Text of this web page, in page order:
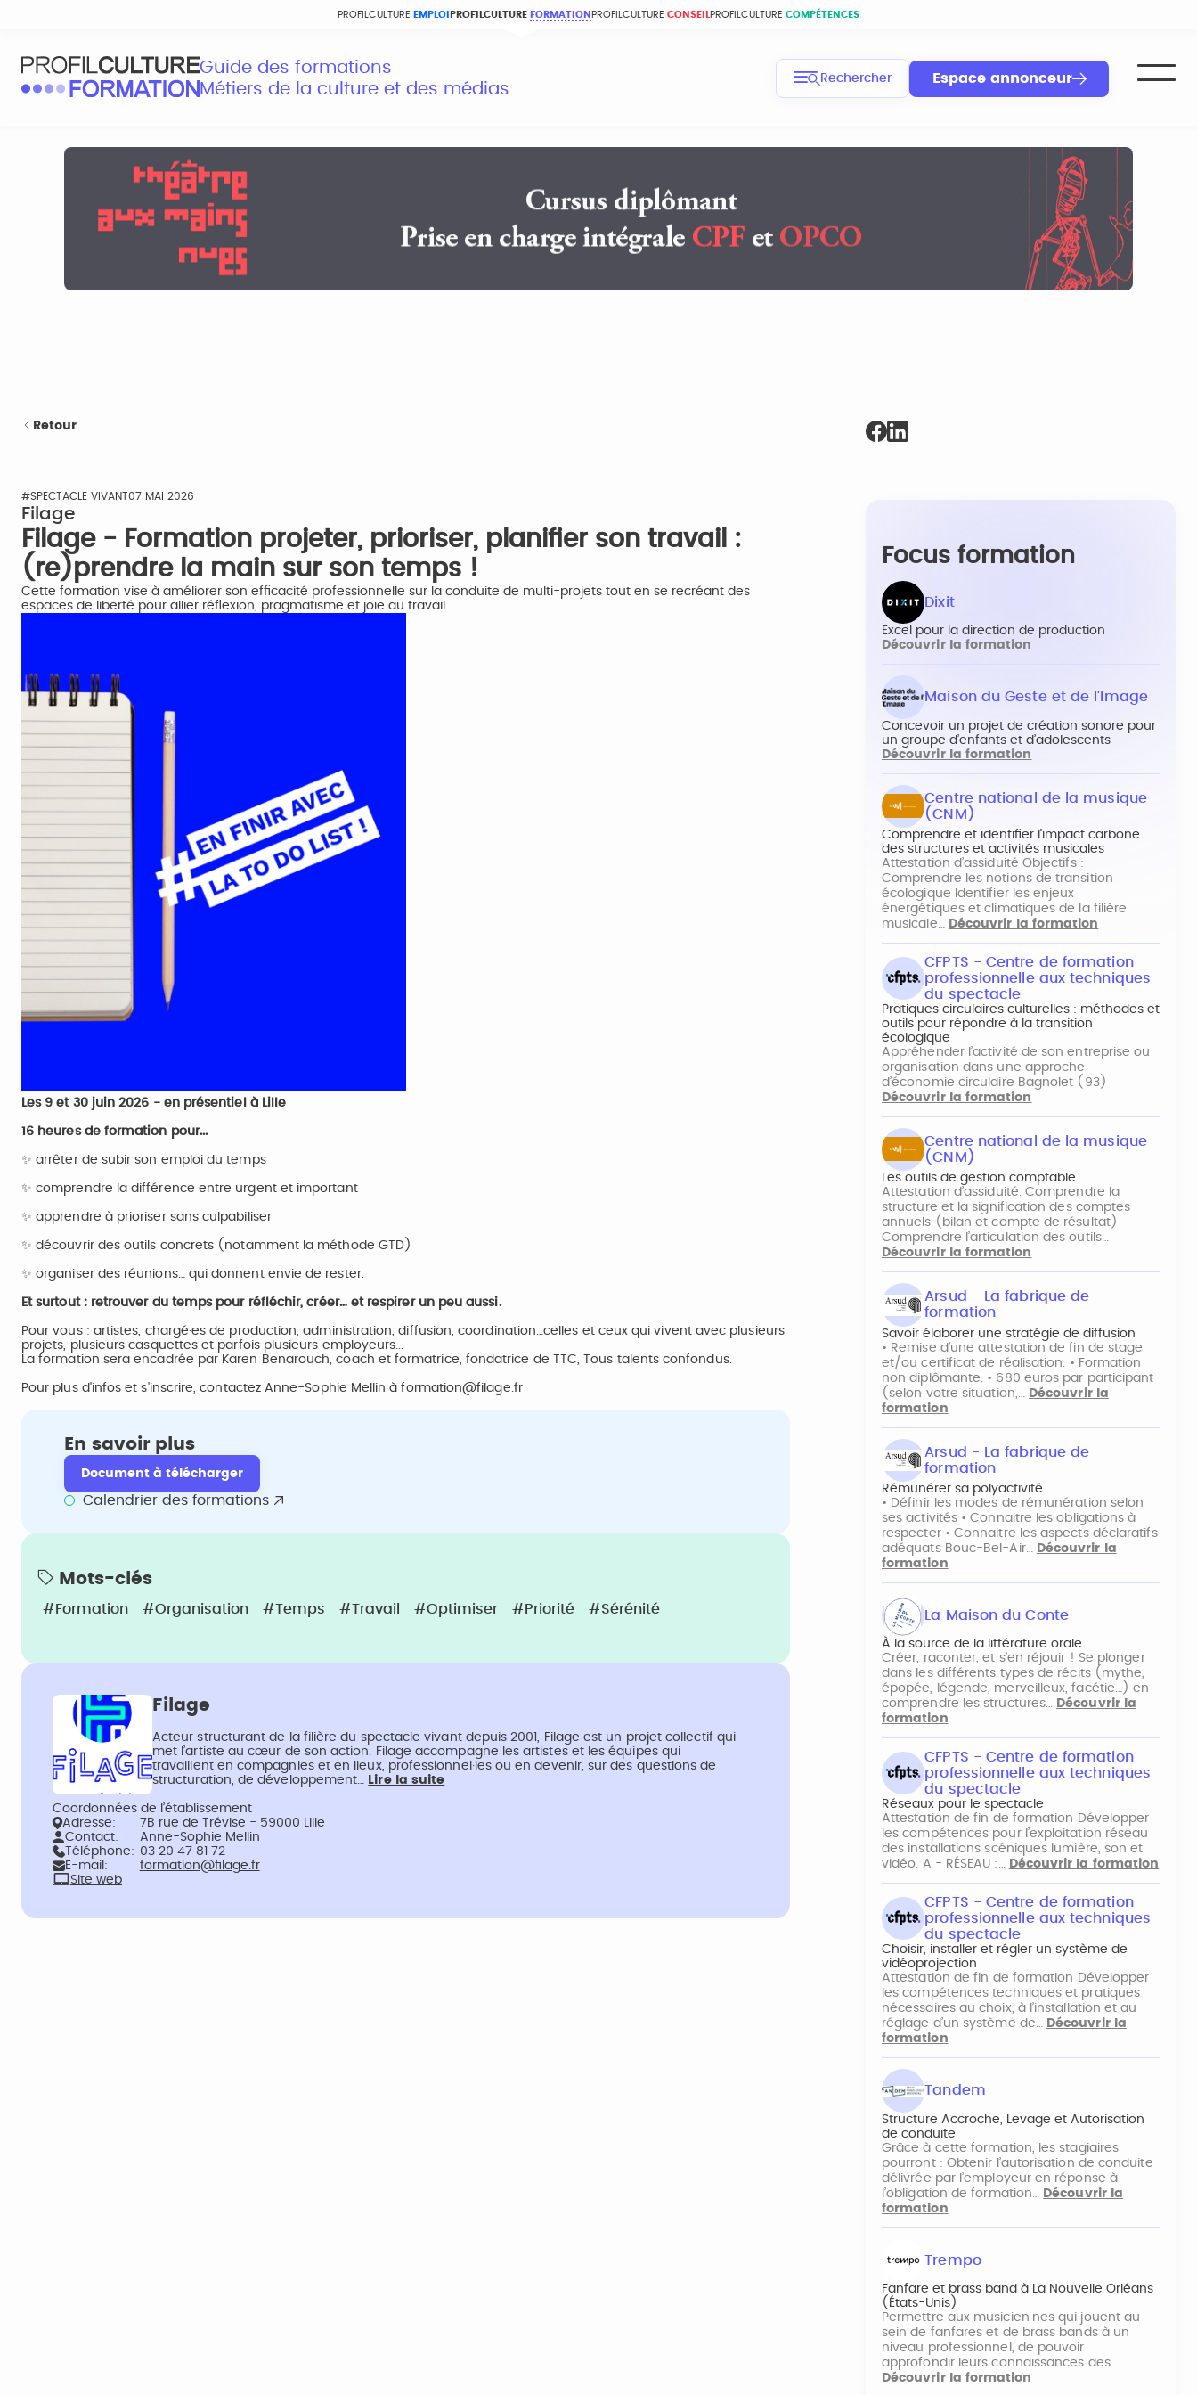
PROFILCULTURE EMPLOI PROFILCULTURE FORMATION PROFILCULTURE CONSEIL PROFILCULTURE COMPÉTENCES
Guide des formations
Métiers de la culture et des médias
Rechercher Espace annonceur
Retour
#SPECTACLE VIVANT07 MAI 2026
Filage
Filage - Formation projeter, prioriser, planifier son travail :
(re)prendre la main sur son temps !
Cette formation vise à améliorer son efficacité professionnelle sur la conduite de multi-projets tout en se recréant des
espaces de liberté pour allier réflexion, pragmatisme et joie au travail.
Les 9 et 30 juin 2026 - en présentiel à Lille
16 heures de formation pour...
✨ arrêter de subir son emploi du temps
✨ comprendre la différence entre urgent et important
✨ apprendre à prioriser sans culpabiliser
✨ découvrir des outils concrets (notamment la méthode GTD)
✨ organiser des réunions… qui donnent envie de rester.
Et surtout : retrouver du temps pour réfléchir, créer… et respirer un peu aussi.
Pour vous : artistes, chargé·es de production, administration, diffusion, coordination…celles et ceux qui vivent avec plusieurs
projets, plusieurs casquettes et parfois plusieurs employeurs...
La formation sera encadrée par Karen Benarouch, coach et formatrice, fondatrice de TTC, Tous talents confondus.
Pour plus d'infos et s'inscrire, contactez Anne-Sophie Mellin àformation@filage.fr
En savoir plus
Document à télécharger
Calendrier des formations
Mots-clés
#Formation #Organisation #Temps #Travail #Optimiser #Priorité #Sérénité
Filage
Acteur structurant de la filière du spectacle vivant depuis 2001, Filage est un projet collectif qui
met l’artiste au cœur de son action. Filage accompagne les artistes et les équipes qui
travaillent en compagnies et en lieux, professionnel·les ou en devenir, sur des questions de
structuration, de développement… Lire la suite
Coordonnées de l’établissement
Adresse:
7B rue de Trévise - 59000 Lille
Contact:
Anne-Sophie Mellin
Téléphone: 03 20 47 81 72
E-mail:
formation@filage.fr
Site web
Focus formation
Dixit
Excel pour la direction de production
Découvrir la formation
Maison du Geste et de l'Image
Concevoir un projet de création sonore pour
un groupe d’enfants et d’adolescents
Découvrir la formation
Centre national de la musique
(CNM)
Comprendre et identifier l’impact carbone
des structures et activités musicales
Attestation d’assiduité Objectifs :
Comprendre les notions de transition
écologique Identifier les enjeux
énergétiques et climatiques de la filière
musicale… Découvrir la formation
CFPTS - Centre de formation
professionnelle aux techniques
du spectacle
Pratiques circulaires culturelles : méthodes et
outils pour répondre à la transition
écologique
Appréhender l’activité de son entreprise ou
organisation dans une approche
d’économie circulaire Bagnolet (93)
Découvrir la formation
Centre national de la musique
(CNM)
Les outils de gestion comptable
Attestation d’assiduité. Comprendre la
structure et la signification des comptes
annuels (bilan et compte de résultat)
Comprendre l’articulation des outils…
Découvrir la formation
Arsud - La fabrique de
formation
Savoir élaborer une stratégie de diffusion
• Remise d’une attestation de fin de stage
et/ou certificat de réalisation. • Formation
non diplômante. • 680 euros par participant
(selon votre situation,…
Découvrir la
formation
Arsud - La fabrique de
formation
Rémunérer sa polyactivité
• Définir les modes de rémunération selon
ses activités • Connaitre les obligations à
respecter • Connaitre les aspects déclaratifs
adéquats Bouc-Bel-Air… Découvrir la
formation
La Maison du Conte
À la source de la littérature orale
Créer, raconter, et s’en réjouir ! Se plonger
dans les différents types de récits (mythe,
épopée, légende, merveilleux, facétie…) en
comprendre les structures… Découvrir la
formation
CFPTS - Centre de formation
professionnelle aux techniques
du spectacle
Réseaux pour le spectacle
Attestation de fin de formation Développer
les compétences pour l’exploitation réseau
des installations scéniques lumière, son et
vidéo. A - RÉSEAU :… Découvrir la formation
CFPTS - Centre de formation
professionnelle aux techniques
du spectacle
Choisir, installer et régler un système de
vidéoprojection
Attestation de fin de formation Développer
les compétences techniques et pratiques
nécessaires au choix, à l’installation et au
réglage d’un système de… Découvrir la
formation
Tandem
Structure Accroche, Levage et Autorisation
de conduite
Grâce à cette formation, les stagiaires
pourront : Obtenir l’autorisation de conduite
délivrée par l’employeur en réponse à
l’obligation de formation…
Découvrir la
formation
Trempo
Fanfare et brass band à La Nouvelle Orléans
(États-Unis)
Permettre aux musicien·nes qui jouent au
sein de fanfares et de brass bands à un
niveau professionnel, de pouvoir
approfondir leurs connaissances des…
Découvrir la formation